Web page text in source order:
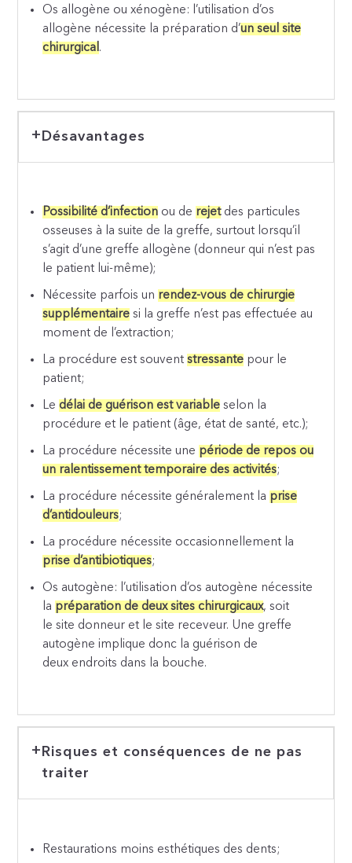
Os allogène ou xénogène: l’utilisation d’os
allogène nécessite la préparation d’un seul site
chirurgical.
Désavantages
Possibilité d’infection ou de rejetdes particules
osseuses à la suite de la greffe, surtout lorsqu’il
s’agit d’une greffe allogène (donneur qui n’est pas
le patient lui-même);
Nécessite parfois un rendez-vous de chirurgie
supplémentaire si la greffe n’est pas effectuée au
moment de l’extraction;
La procédure est souventstressante pour le
patient;
Ledélai de guérison est variable selon la
procédure et le patient (âge, état de santé, etc.);
La procédure nécessite une période de repos ou
un ralentissement temporaire des activités;
La procédure nécessite généralement la prise
d’antidouleurs;
La procédure nécessite occasionnellement la
prise d’antibiotiques;
Os autogène: l’utilisation d’os autogène nécessite
la préparation de deux sites chirurgicaux, soit
le site donneur et le site receveur. Une greffe
autogène implique donc la guérison de
deux endroits dans la bouche.
Risques et conséquences de ne pas
traiter
Restaurations moins esthétiques des dents;